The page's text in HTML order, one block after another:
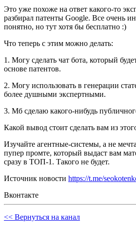
Это уже похоже на ответ какого-то
разбирал патенты Google. Все очень
понятно, но тут хотя бы бесплатно :)
Что теперь с этим можно делать:
1. Могу сделать чат бота, который
основе патентов.
2. Могу использовать в генерации
более душными экспертными.
3. Мб сделаю какого-нибудь
Какой вывод стоит сделать вам из
Изучайте агентные-системы, а не
пупер промте, который выдаст вам
сразу в ТОП-1. Такого не будет.
Источник новости https://t.me/
Вконтакте
<< Вернуться на канал